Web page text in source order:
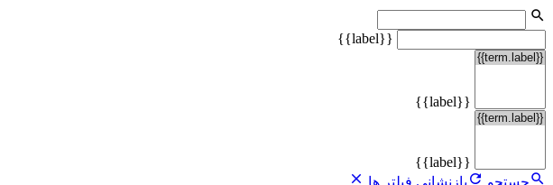
{{label}}
{{label}}
{{label}}
جستجو
بازنشانی فیلتر ها